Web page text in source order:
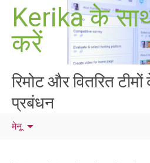
सामग्री
जाएं
Kerika के
करें
रिमोट और वितरित टीमों
प्रबंधन
मेनू